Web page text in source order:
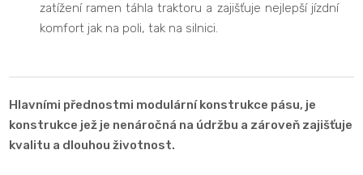
zatížení ramen táhla traktoru a zajišťuje nejlepší jízdní
komfort jak na poli, tak na silnici.
Hlavními přednostmi modulární konstrukce pásu, je
konstrukce jež je nenáročná na údržbu a zároveň zajišťuje
kvalitu a dlouhou životnost.